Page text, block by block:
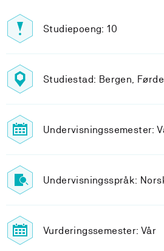
Studiepoeng: 10
Studiestad: Bergen,
Undervisningssemester:
Undervisningsspråk:
Vurderingssemester: Vår